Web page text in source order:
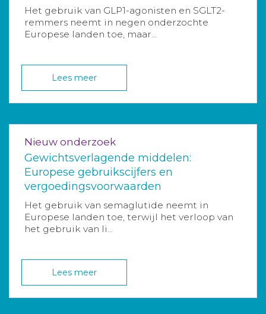
Het gebruik van GLP1-agonisten en SGLT2-
remmers neemt in negen onderzochte
Europese landen toe, maar...
Lees meer
Nieuw onderzoek
Gewichtsverlagende middelen:
Europese gebruikscijfers en
vergoedingsvoorwaarden
Het gebruik van semaglutide neemt in
Europese landen toe, terwijl het verloop van
het gebruik van li...
Lees meer